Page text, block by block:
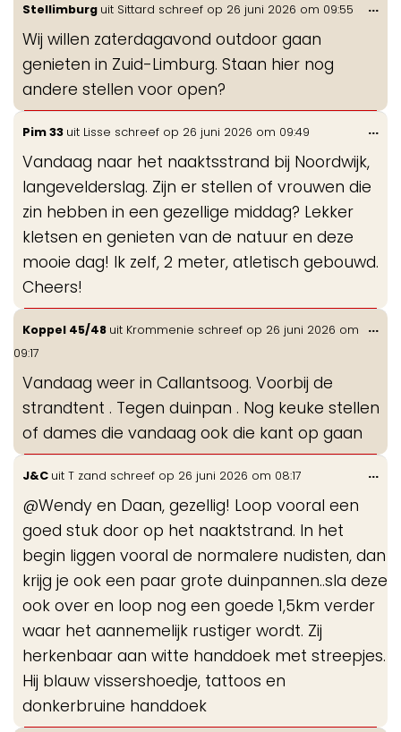
Stellimburg uit Sittard schreef op 26 juni 2026 om 09:55
Wij willen zaterdagavond outdoor gaan
genieten in Zuid-Limburg. Staan hier nog
andere stellen voor open?
...
Pim 33 uit Lisse schreef op 26 juni 2026 om 09:49
Vandaag naar het naaktsstrand bij Noordwijk,
langevelderslag. Zijn er stellen of vrouwen die
zin hebben in een gezellige middag? Lekker
kletsen en genieten van de natuur en deze
mooie dag! Ik zelf, 2 meter, atletisch gebouwd.
Cheers!
...
Koppel 45/48 uit Krommenie schreef op 26 juni 2026 om
09:17
Vandaag weer in Callantsoog. Voorbij de
strandtent . Tegen duinpan . Nog keuke stellen
of dames die vandaag ook die kant op gaan
...
J&C uit T zand schreef op 26 juni 2026 om 08:17
@Wendy en Daan, gezellig! Loop vooral een
goed stuk door op het naaktstrand. In het
begin liggen vooral de normalere nudisten, dan
krijg je ook een paar grote duinpannen..sla deze
ook over en loop nog een goede 1,5km verder
waar het aannemelijk rustiger wordt. Zij
herkenbaar aan witte handdoek met streepjes.
Hij blauw vissershoedje, tattoos en
donkerbruine handdoek
...